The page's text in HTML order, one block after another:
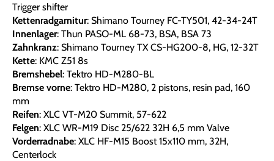
Trigger shifter
Kettenradgarnitur: Shimano Tourney FC-TY501, 42-34-24T
Innenlager: Thun PASO-ML 68-73, BSA, BSA 73
Zahnkranz: Shimano Tourney TX CS-HG200-8, HG, 12-32T
Kette: KMC Z51 8s
Bremshebel: Tektro HD-M280-BL
Bremse vorne: Tektro HD-M280, 2 pistons, resin pad, 160
mm
Reifen: XLC VT-M20 Summit, 57-622
Felgen: XLC WR-M19 Disc 25/622 32H 6,5 mm Valve
Vorderradnabe: XLC HF-M15 Boost 15x110 mm, 32H,
Centerlock